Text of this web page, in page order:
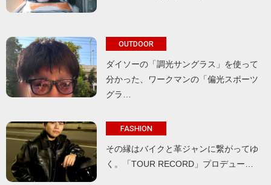
OUTDOOR
ダイソーの「調光サングラス」を使って
分かった、ワークマンの「偏光スポーツ
グラ…
FASHION
その縁はバイクと革ジャンに繋がってゆ
く。「TOUR RECORD」プロデュー…